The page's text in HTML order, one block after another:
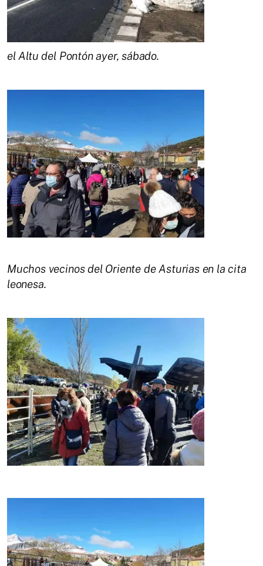
el Altu del Pontón ayer, sábado.
Muchos vecinos del Oriente de Asturias en la cita
leonesa.